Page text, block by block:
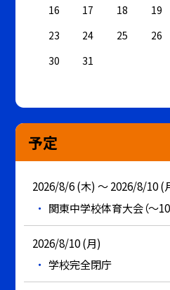
16
17 18 19
23
24 25 26
30
31
予定
2026/8/6 (木) ～ 2026/8/10 (
関東中学校体育大会（～10
2026/8/10 (月)
学校完全閉庁